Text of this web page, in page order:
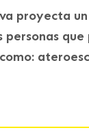
proyecta